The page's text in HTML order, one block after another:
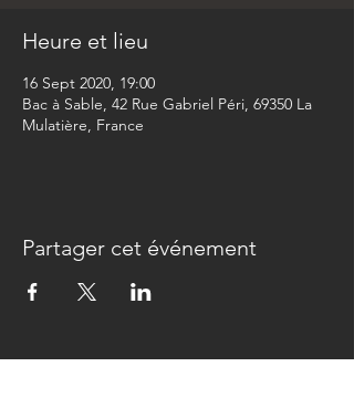
Heure et lieu
16 Sept 2020, 19:00
Bac à Sable, 42 Rue Gabriel Péri, 69350 La
Mulatière, France
Partager cet événement